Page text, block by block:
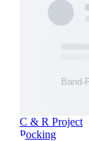
C & R Project
Pocking